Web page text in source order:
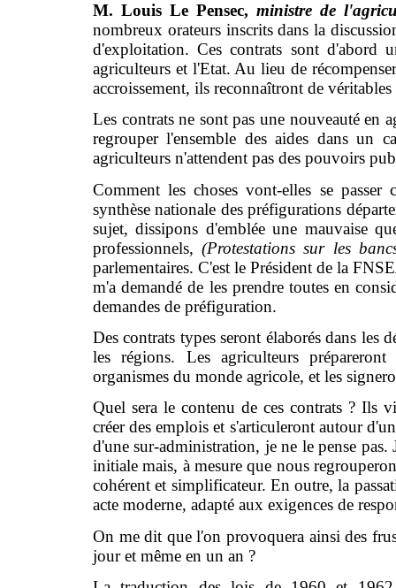
M. Louis Le Pensec, ministre de
nombreux orateurs inscrits dans la
d'exploitation. Ces contrats sont d'abord
agriculteurs et l'Etat. Au lieu de
accroissement, ils reconnaîtront de
Les contrats ne sont pas une nouveauté en
regrouper l'ensemble des aides dans un
agriculteurs n'attendent pas des pouvoirs
Comment les choses vont-elles se
synthèse nationale des préfigurations
sujet, dissipons d'emblée une mauvaise
professionnels,(Protestations sur les
parlementaires. C'est le Président de la
m'a demandé de les prendre toutes en
demandes de préfiguration.
Des contrats types seront élaborés dans les
les régions. Les agriculteurs
organismes du monde agricole, et les
Quel sera le contenu de ces contrats ? Ils
créer des emplois et s'articuleront autour
d'une sur-administration, je ne le pense
initiale mais, à mesure que nous
cohérent et simplificateur. En outre, la
acte moderne, adapté aux exigences de
On me dit que l'on provoquera ainsi des
jour et même en un an ?